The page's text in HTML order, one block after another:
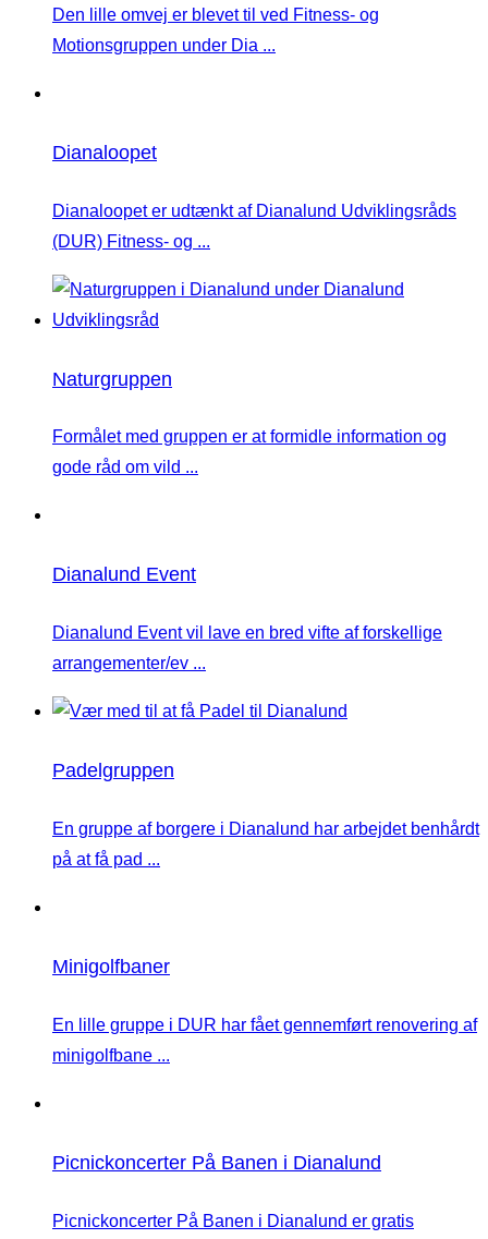
Den lille omvej er blevet til ved Fitness- og
Motionsgruppen under Dia ...
Dianaloopet
Dianaloopet er udtænkt af Dianalund Udviklingsråds
(DUR) Fitness- og ...
Naturgruppen
Formålet med gruppen er at formidle information og
gode råd om vild ...
Dianalund Event
Dianalund Event vil lave en bred vifte af forskellige
arrangementer/ev ...
Padelgruppen
En gruppe af borgere i Dianalund har arbejdet benhårdt
på at få pad ...
Minigolfbaner
En lille gruppe i DUR har fået gennemført renovering af
minigolfbane ...
Picnickoncerter På Banen i Dianalund
Picnickoncerter På Banen i Dianalund er gratis